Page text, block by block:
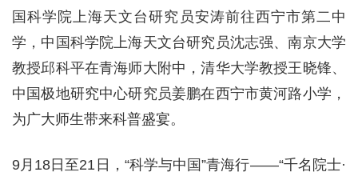
国科学院上海天文台研究员安涛前往西宁市第二中
学，中国科学院上海天文台研究员沈志强、南京大学
教授邱科平在青海师大附中，清华大学教授王晓锋、
中国极地研究中心研究员姜鹏在西宁市黄河路小学，
为广大师生带来科普盛宴。
9月18日至21日，“科学与中国”青海行——“千名院士·